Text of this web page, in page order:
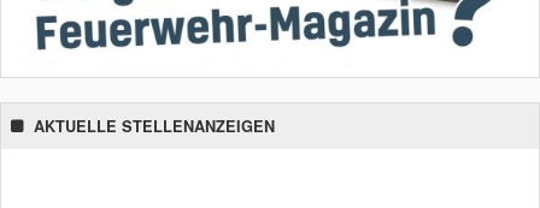
AKTUELLE STELLENANZEIGEN